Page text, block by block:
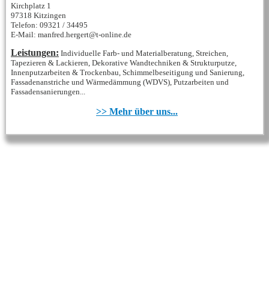
Kirchplatz 1
97318 Kitzingen
Telefon: 09321 / 34495
E-Mail: manfred.hergert@t-online.de
Leistungen: Individuelle Farb- und Materialberatung, Streichen,
Tapezieren & Lackieren, Dekorative Wandtechniken & Strukturputze,
Innenputzarbeiten & Trockenbau, Schimmelbeseitigung und Sanierung,
Fassadenanstriche und Wärmedämmung (WDVS), Putzarbeiten und
Fassadensanierungen...
>> Mehr über uns...